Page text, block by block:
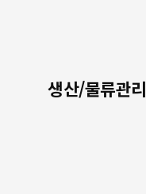
생산/물류관리